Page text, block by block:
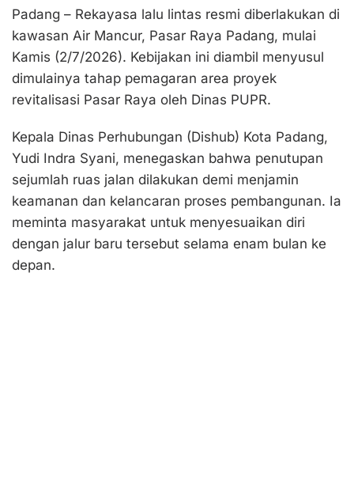
Padang – Rekayasa lalu lintas resmi diberlakukan di
kawasan Air Mancur, Pasar Raya Padang, mulai
Kamis (2/7/2026). Kebijakan ini diambil menyusul
dimulainya tahap pemagaran area proyek
revitalisasi Pasar Raya oleh Dinas PUPR.
Kepala Dinas Perhubungan (Dishub) Kota Padang,
Yudi Indra Syani, menegaskan bahwa penutupan
sejumlah ruas jalan dilakukan demi menjamin
keamanan dan kelancaran proses pembangunan. Ia
meminta masyarakat untuk menyesuaikan diri
dengan jalur baru tersebut selama enam bulan ke
depan.